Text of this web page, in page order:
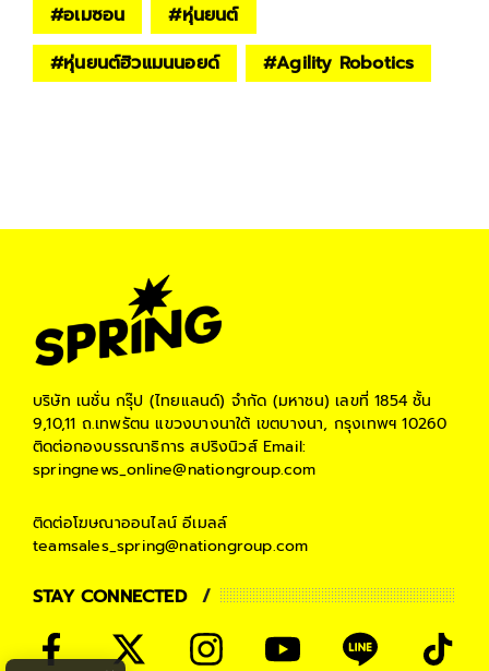
#อเมซอน #หุ่นยนต์
#หุ่นยนต์ฮิวแมนนอยด์ #Agility Robotics
บริษัท เนชั่น กรุ๊ป (ไทยแลนด์) จำกัด (มหาชน) เลขที่ 1854 ชั้น
9,10,11 ถ.เทพรัตน แขวงบางนาใต้ เขตบางนา, กรุงเทพฯ 10260
ติดต่อกองบรรณาธิการ สปริงนิวส์Email:
springnews_online@nationgroup.com
ติดต่อโฆษณาออนไลน์ อีเมลล์
teamsales_spring@nationgroup.com
STAY CONNECTED